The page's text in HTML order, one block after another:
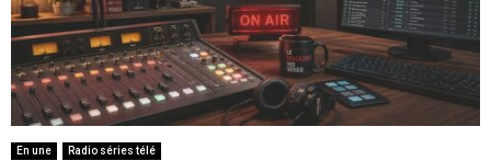
En une Radio séries télé